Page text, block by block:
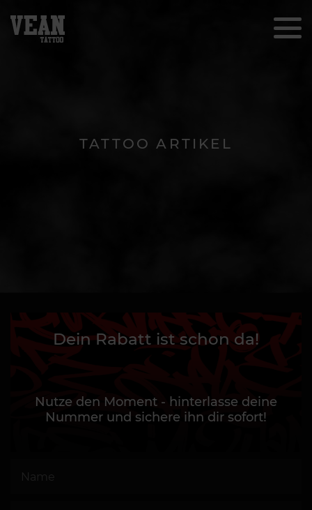
TATTOO ARTIKEL
Dein Rabatt ist schon da!
Nutze den Moment - hinterlasse deine
Nummer und sichere ihn dir sofort!